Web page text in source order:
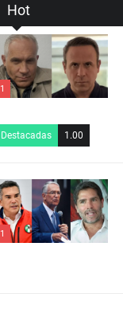
Hot
1
Destacadas 1.00
1